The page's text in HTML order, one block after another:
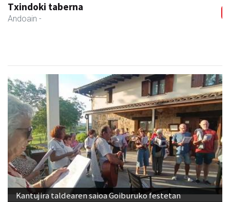
Txindoki taberna
Andoain -
Kantujira taldearen saioa Goiburuko festetan